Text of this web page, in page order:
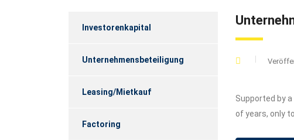
Supported by
of years, only
Investorenkapital
Unternehmensbeteiligung
Leasing/Mietkauf
Factoring